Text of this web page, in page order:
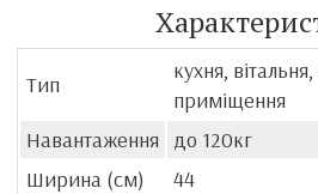
Тип
кухня,
приміщення
Навантаження
до 120кг
Ширина (см)
44